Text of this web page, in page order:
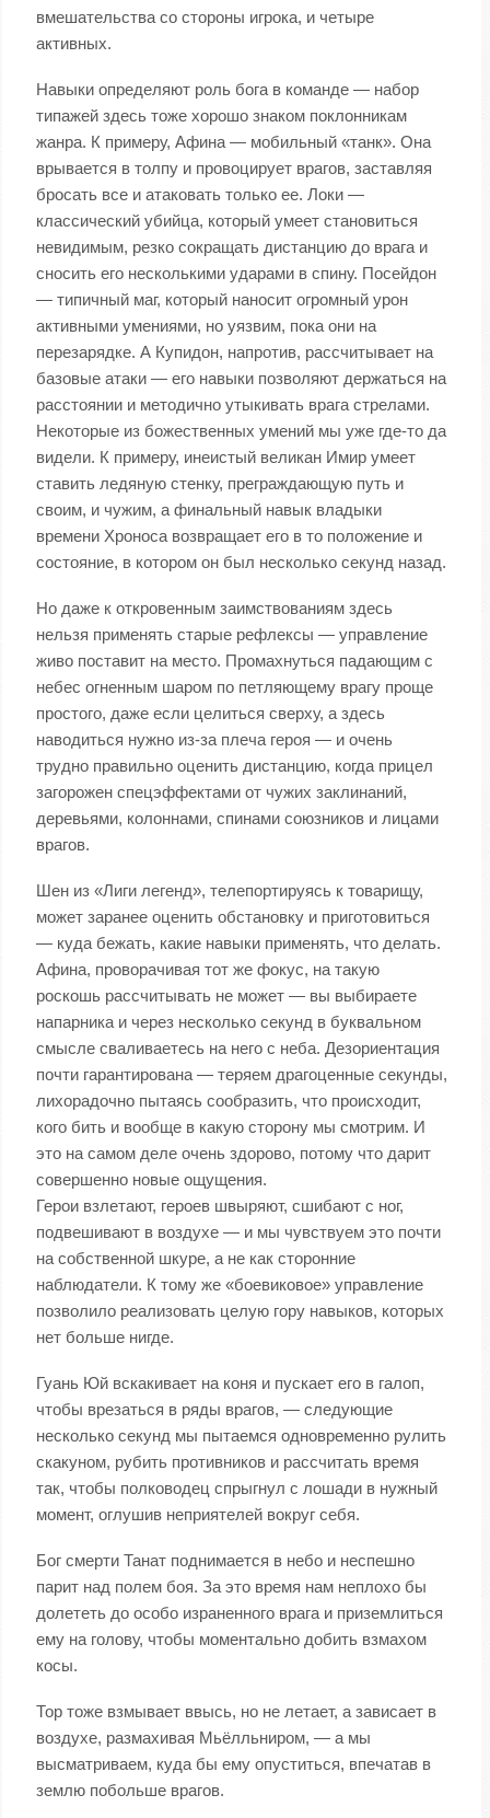
вмешательства со стороны игрока, и четыре
активных.
Навыки определяют роль бога в команде — набор
типажей здесь тоже хорошо знаком поклонникам
жанра. К примеру, Афина — мобильный «танк». Она
врывается в толпу и провоцирует врагов, заставляя
бросать все и атаковать только ее. Локи —
классический убийца, который умеет становиться
невидимым, резко сокращать дистанцию до врага и
сносить его несколькими ударами в спину. Посейдон
— типичный маг, который наносит огромный урон
активными умениями, но уязвим, пока они на
перезарядке. А Купидон, напротив, рассчитывает на
базовые атаки — его навыки позволяют держаться на
расстоянии и методично утыкивать врага стрелами.
Некоторые из божественных умений мы уже где-то да
видели. К примеру, инеистый великан Имир умеет
ставить ледяную стенку, преграждающую путь и
своим, и чужим, а финальный навык владыки
времени Хроноса возвращает его в то положение и
состояние, в котором он был несколько секунд назад.
Но даже к откровенным заимствованиям здесь
нельзя применять старые рефлексы — управление
живо поставит на место. Промахнуться падающим с
небес огненным шаром по петляющему врагу проще
простого, даже если целиться сверху, а здесь
наводиться нужно из-за плеча героя — и очень
трудно правильно оценить дистанцию, когда прицел
загорожен спецэффектами от чужих заклинаний,
деревьями, колоннами, спинами союзников и лицами
врагов.
Шен из «Лиги легенд», телепортируясь к товарищу,
может заранее оценить обстановку и приготовиться
— куда бежать, какие навыки применять, что делать.
Афина, проворачивая тот же фокус, на такую
роскошь рассчитывать не может — вы выбираете
напарника и через несколько секунд в буквальном
смысле сваливаетесь на него с неба. Дезориентация
почти гарантирована — теряем драгоценные секунды,
лихорадочно пытаясь сообразить, что происходит,
кого бить и вообще в какую сторону мы смотрим. И
это на самом деле очень здорово, потому что дарит
совершенно новые ощущения.
Герои взлетают, героев швыряют, сшибают с ног,
подвешивают в воздухе — и мы чувствуем это почти
на собственной шкуре, а не как сторонние
наблюдатели. К тому же «боевиковое» управление
позволило реализовать целую гору навыков, которых
нет больше нигде.
Гуань Юй вскакивает на коня и пускает его в галоп,
чтобы врезаться в ряды врагов, — следующие
несколько секунд мы пытаемся одновременно рулить
скакуном, рубить противников и рассчитать время
так, чтобы полководец спрыгнул с лошади в нужный
момент, оглушив неприятелей вокруг себя.
Бог смерти Танат поднимается в небо и неспешно
парит над полем боя. За это время нам неплохо бы
долететь до особо израненного врага и приземлиться
ему на голову, чтобы моментально добить взмахом
косы.
Тор тоже взмывает ввысь, но не летает, а зависает в
воздухе, размахивая Мьёлльниром, — а мы
высматриваем, куда бы ему опуститься, впечатав в
землю побольше врагов.